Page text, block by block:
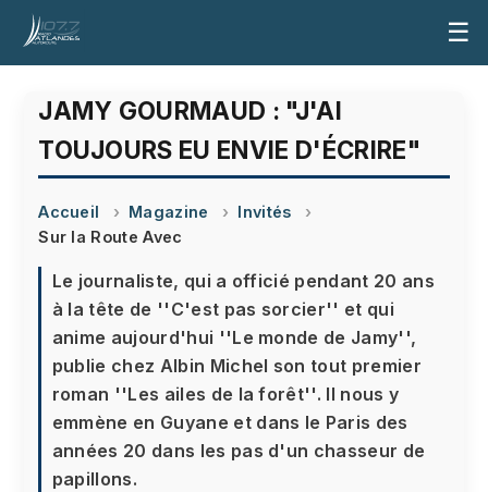
☰
JAMY GOURMAUD : "J'AI
TOUJOURS EU ENVIE D'ÉCRIRE"
Accueil Magazine
Invités
Sur la Route Avec
Le journaliste, qui a officié pendant 20 ans
à la tête de ''C'est pas sorcier'' et qui
anime aujourd'hui ''Le monde de Jamy'',
publie chez Albin Michel son tout premier
roman ''Les ailes de la forêt''. Il nous y
emmène en Guyane et dans le Paris des
années 20 dans les pas d'un chasseur de
papillons.